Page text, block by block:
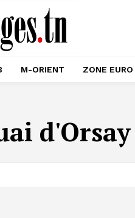
M-ORIENT ZONE EURO
d'Orsay